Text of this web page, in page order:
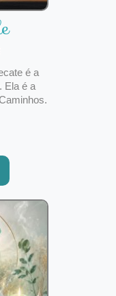
é a
Ela é a
o seu
Este
para
e